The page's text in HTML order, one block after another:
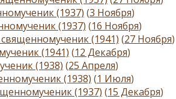
(1937) (3 Ноября)
(1937) (16 Ноября)
(1941) (27 Ноября)
(1941) (12 Декабря)
(1938) (25 Апреля)
(1938) (1 Июля)
(1937) (15 Декабря)